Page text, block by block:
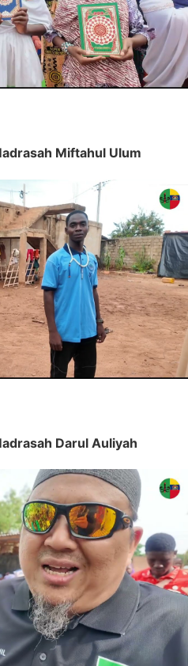
Miftahul Ulum
Darul Auliyah